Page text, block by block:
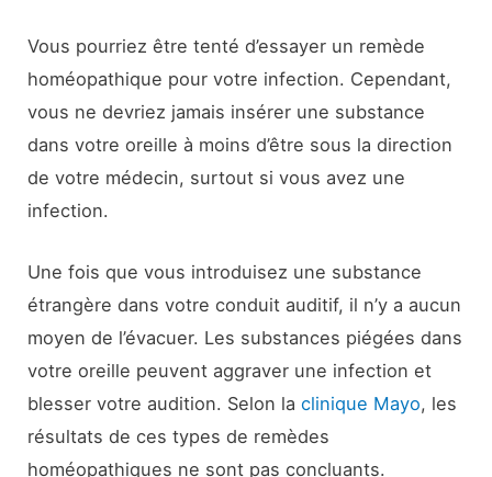
Vous pourriez être tenté d’essayer un remède
homéopathique pour votre infection. Cependant,
vous ne devriez jamais insérer une substance
dans votre oreille à moins d’être sous la direction
de votre médecin, surtout si vous avez une
infection.
Une fois que vous introduisez une substance
étrangère dans votre conduit auditif, il n’y a aucun
moyen de l’évacuer. Les substances piégées dans
votre oreille peuvent aggraver une infection et
blesser votre audition. Selon laclinique Mayo, les
résultats de ces types de remèdes
homéopathiques ne sont pas concluants.